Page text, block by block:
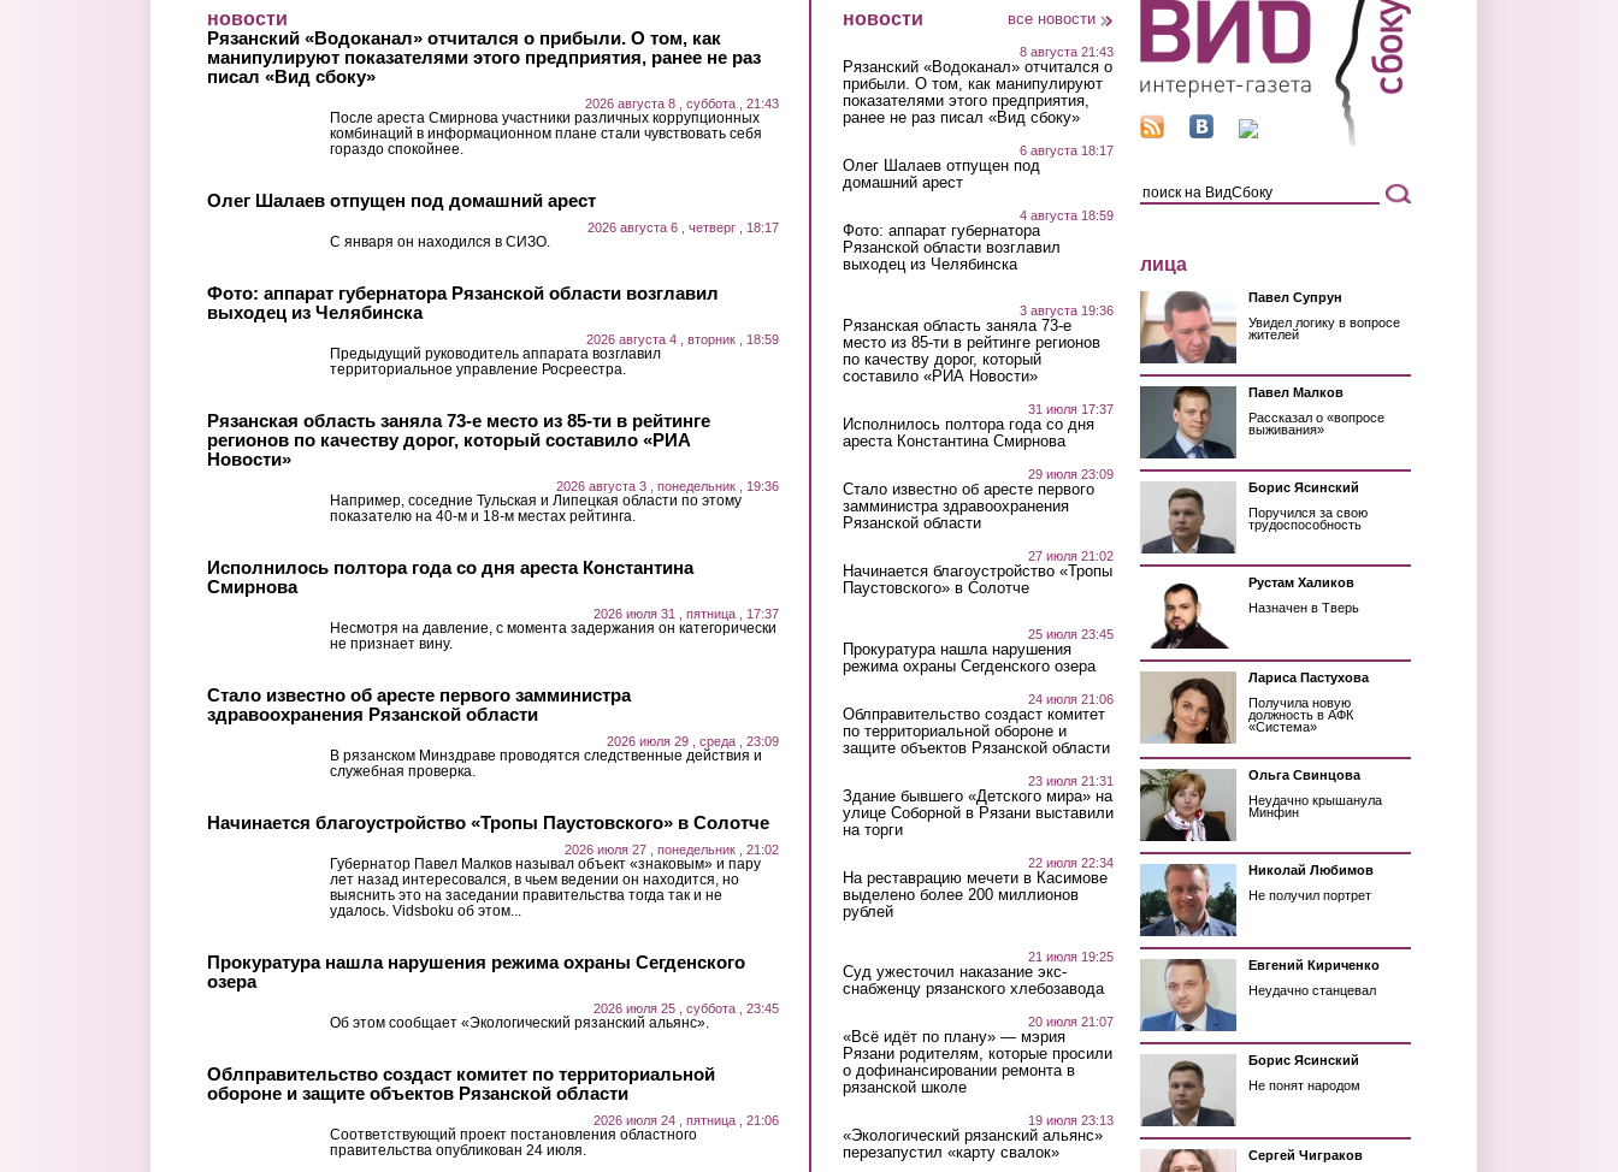
новости
Рязанский «Водоканал» отчитался о прибыли. О том, как
манипулируют показателями этого предприятия, ранее не раз
писал «Вид сбоку»
2026 августа 8 , суббота , 21:43
После ареста Смирнова участники различных коррупционных
комбинаций в информационном плане стали чувствовать себя
гораздо спокойнее.
Олег Шалаев отпущен под домашний арест
2026 августа 6 , четверг , 18:17
С января он находился в СИЗО.
Фото: аппарат губернатора Рязанской области возглавил
выходец из Челябинска
2026 августа 4 , вторник , 18:59
Предыдущий руководитель аппарата возглавил
территориальное управление Росреестра.
Рязанская область заняла 73-е место из 85-ти в рейтинге
регионов по качеству дорог, который составило «РИА
Новости»
2026 августа 3 , понедельник , 19:36
Например, соседние Тульская и Липецкая области по этому
показателю на 40-м и 18-м местах рейтинга.
Исполнилось полтора года со дня ареста Константина
Смирнова
2026 июля 31 , пятница , 17:37
Несмотря на давление, с момента задержания он категорически
не признает вину.
Стало известно об аресте первого замминистра
здравоохранения Рязанской области
2026 июля 29 , среда , 23:09
В рязанском Минздраве проводятся следственные действия и
служебная проверка.
Начинается благоустройство «Тропы Паустовского» в Солотче
2026 июля 27 , понедельник , 21:02
Губернатор Павел Малков называл объект «знаковым» и пару
лет назад интересовался, в чьем ведении он находится, но
выяснить это на заседании правительства тогда так и не
удалось. Vidsboku об этом...
Прокуратура нашла нарушения режима охраны Сегденского
озера
2026 июля 25 , суббота , 23:45
Об этом сообщает «Экологический рязанский альянс».
Облправительство создаст комитет по территориальной
обороне и защите объектов Рязанской области
2026 июля 24 , пятница , 21:06
Соответствующий проект постановления областного
правительства опубликован 24 июля.
новости все новости
8 августа 21:43
Рязанский «Водоканал» отчитался о
прибыли. О том, как манипулируют
показателями этого предприятия,
ранее не раз писал «Вид сбоку»
6 августа 18:17
Олег Шалаев отпущен под
домашний арест
4 августа 18:59
Фото: аппарат губернатора
Рязанской области возглавил
выходец из Челябинска
3 августа 19:36
Рязанская область заняла 73-е
место из 85-ти в рейтинге регионов
по качеству дорог, который
составило «РИА Новости»
31 июля 17:37
Исполнилось полтора года со дня
ареста Константина Смирнова
29 июля 23:09
Стало известно об аресте первого
замминистра здравоохранения
Рязанской области
27 июля 21:02
Начинается благоустройство «Тропы
Паустовского» в Солотче
25 июля 23:45
Прокуратура нашла нарушения
режима охраны Сегденского озера
24 июля 21:06
Облправительство создаст комитет
по территориальной обороне и
защите объектов Рязанской области
23 июля 21:31
Здание бывшего «Детского мира» на
улице Соборной в Рязани выставили
на торги
22 июля 22:34
На реставрацию мечети в Касимове
выделено более 200 миллионов
рублей
21 июля 19:25
Суд ужесточил наказание экс-
снабженцу рязанского хлебозавода
20 июля 21:07
«Всё идёт по плану» — мэрия
Рязани родителям, которые просили
о дофинансировании ремонта в
рязанской школе
19 июля 23:13
«Экологический рязанский альянс»
перезапустил «карту свалок»
лица
Павел Супрун
Увидел логику в вопросе
жителей
Павел Малков
Рассказал о «вопросе
выживания»
Борис Ясинский
Поручился за свою
трудоспособность
Рустам Халиков
Назначен в Тверь
Лариса Пастухова
Получила новую
должность в АФК
«Система»
Ольга Свинцова
Неудачно крышанула
Минфин
Николай Любимов
Не получил портрет
Евгений Кириченко
Неудачно станцевал
Борис Ясинский
Не понят народом
Сергей Чиграков